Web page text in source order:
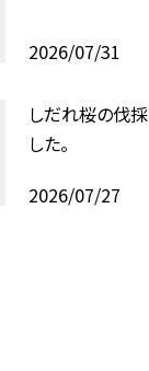
2026/07/31
しだれ桜の伐
した。
2026/07/27